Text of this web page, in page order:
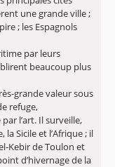
une grande ville ;
; les Espagnols
par leurs
beaucoup plus
grande valeur sous
refuge,
l’art. Il surveille,
la Sicile et l’Afrique ; il
Kebir de Toulon et
d’hivernage de la